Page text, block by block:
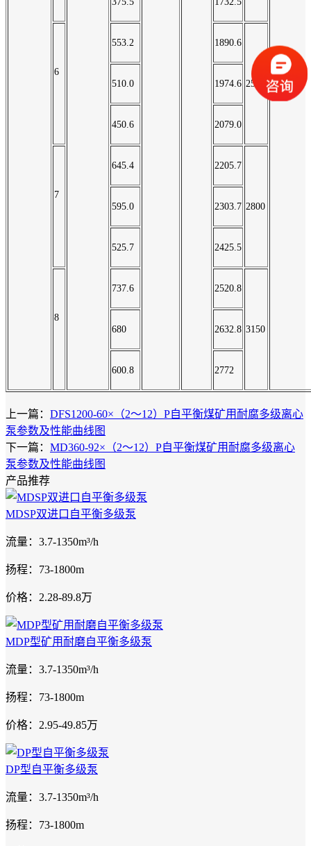
6
553.2 1890.6
2500
510.0 1974.6
450.6 2079.0
7
645.4 2205.7
2800
595.0 2303.7
525.7 2425.5
8
737.6 2520.8
3150
680 2632.8
600.8 2772
上一篇： DFS1200-60×（2～12）P自平衡煤矿用耐腐多级离心
泵参数及性能曲线图
下一篇： MD360-92×（2～12）P自平衡煤矿用耐腐多级离心
泵参数及性能曲线图
产品推荐
MDSP双进口自平衡多级泵
流量：3.7-1350m³/h
扬程：73-1800m
价格：2.28-89.8万
MDP型矿用耐磨自平衡多级泵
流量：3.7-1350m³/h
扬程：73-1800m
价格：2.95-49.85万
DP型自平衡多级泵
流量：3.7-1350m³/h
扬程：73-1800m